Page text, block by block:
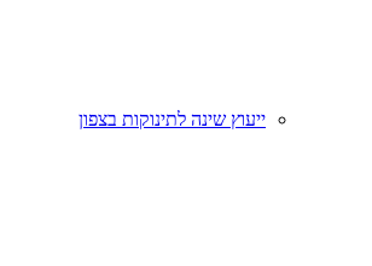
ייעוץ שינה לתינוקות בצפון